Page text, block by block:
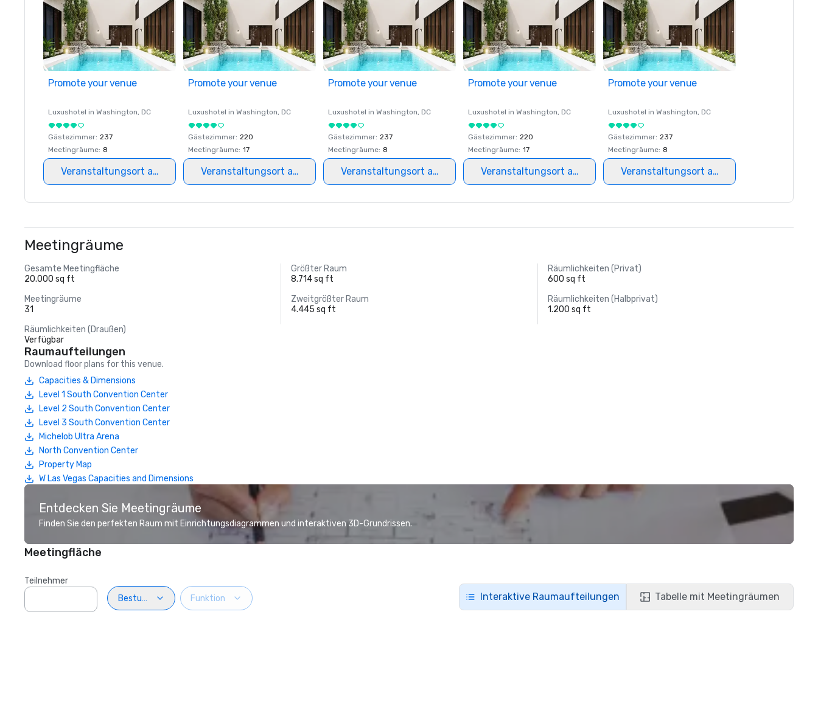
Promote your venue
Luxushotel in Washington, DC
Gästezimmer: 237
Meetingräume: 8
Veranstaltungsort auswählen
Promote your venue
Luxushotel in Washington, DC
Gästezimmer: 220
Meetingräume: 17
Veranstaltungsort auswählen
Promote your venue
Luxushotel in Washington, DC
Gästezimmer: 237
Meetingräume: 8
Veranstaltungsort auswählen
Promote your venue
Luxushotel in Washington, DC
Gästezimmer: 220
Meetingräume: 17
Veranstaltungsort auswählen
Promote your venue
Luxushotel in Washington, DC
Gästezimmer: 237
Meetingräume: 8
Veranstaltungsort auswählen
Meetingräume
Gesamte Meetingfläche
20.000 sq ft
Größter Raum
8.714 sq ft
Räumlichkeiten (Privat)
600 sq ft
Meetingräume
31
Zweitgrößter Raum
4.445 sq ft
Räumlichkeiten (Halbprivat)
1.200 sq ft
Räumlichkeiten (Draußen)
Verfügbar
Raumaufteilungen
Download floor plans for this venue.
Capacities & Dimensions
Level 1 South Convention Center
Level 2 South Convention Center
Level 3 South Convention Center
Michelob Ultra Arena
North Convention Center
Property Map
W Las Vegas Capacities and Dimensions
Entdecken Sie Meetingräume
Finden Sie den perfekten Raum mit Einrichtungsdiagrammen und interaktiven 3D-Grundrissen.
Meetingfläche
Teilnehmer
Bestuhlung
Funktion Interaktive Raumaufteilungen Tabelle mit Meetingräumen